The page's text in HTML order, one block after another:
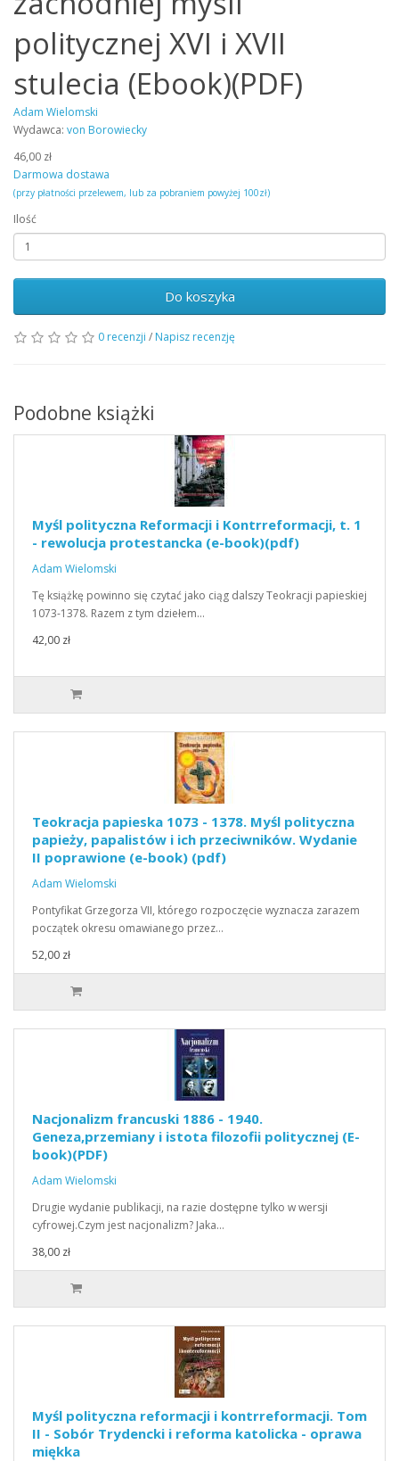
politycznej XVI i XVII
stulecia (Ebook)(PDF)
Adam Wielomski
Wydawca: von Borowiecky
46,00 zł
Darmowa dostawa
(przy płatności przelewem, lub za pobraniem powyżej 100zł)
Ilość
Do koszyka
0 recenzji / Napisz recenzję
Podobne książki
Myśl polityczna Reformacji i Kontrreformacji, t. 1
- rewolucja protestancka (e-book)(pdf)
Adam Wielomski
Tę książkę powinno się czytać jako ciąg dalszy Teokracji papieskiej
1073-1378. Razem z tym dziełem…
42,00 zł
Teokracja papieska 1073 - 1378. Myśl polityczna
papieży, papalistów i ich przeciwników. Wydanie
II poprawione (e-book) (pdf)
Adam Wielomski
Pontyfikat Grzegorza VII, którego rozpoczęcie wyznacza zarazem
początek okresu omawianego przez…
52,00 zł
Nacjonalizm francuski 1886 - 1940.
Geneza,przemiany i istota filozofii politycznej (E-
book)(PDF)
Adam Wielomski
Drugie wydanie publikacji, na razie dostępne tylko w wersji
cyfrowej.Czym jest nacjonalizm? Jaka…
38,00 zł
Myśl polityczna reformacji i kontrreformacji. Tom
II - Sobór Trydencki i reforma katolicka - oprawa
miękka